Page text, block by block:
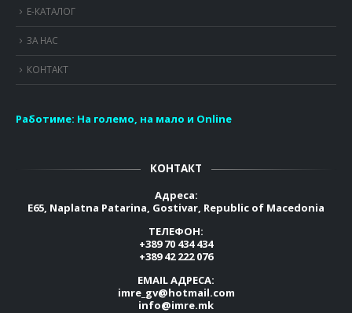
Е-КАТАЛОГ
ЗА НАС
КОНТАКТ
Работиме: На големо, на мало и Online
КОНТАКТ
Адреса:
E65, Naplatna Patarina, Gostivar, Republic of Macedonia
ТЕЛЕФОН:
+389 70 434 434
+389 42 222 076
EMAIL АДРЕСА:
imre_gv@hotmail.com
info@imre.mk